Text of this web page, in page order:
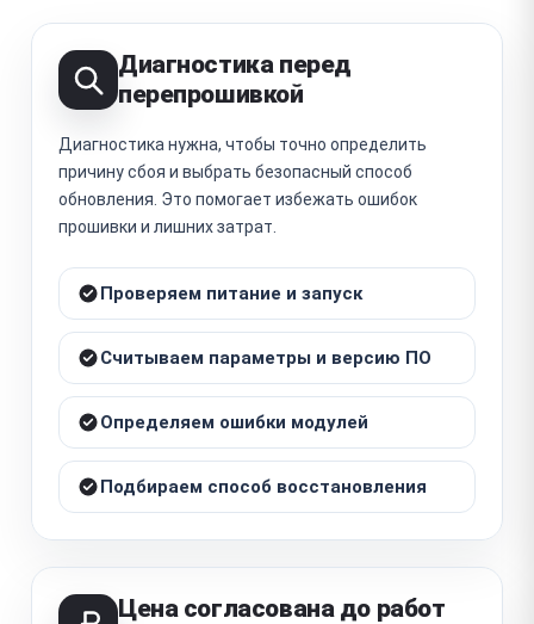
Диагностика перед
перепрошивкой
Диагностика нужна, чтобы точно определить
причину сбоя и выбрать безопасный способ
обновления. Это помогает избежать ошибок
прошивки и лишних затрат.
Проверяем питание и запуск
Считываем параметры и версию ПО
Определяем ошибки модулей
Подбираем способ восстановления
Цена согласована до работ